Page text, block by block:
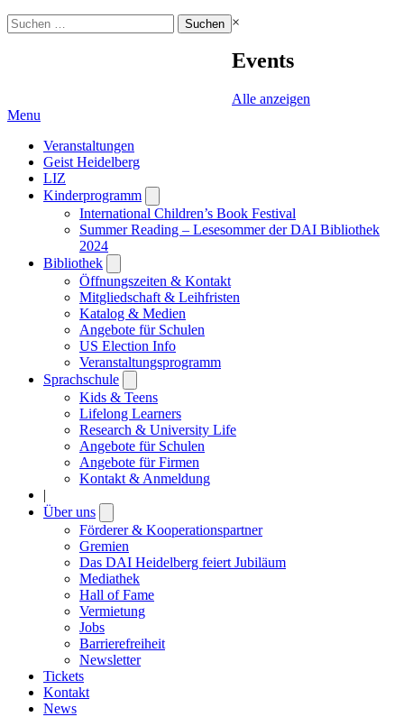
Suchen
nach:
×
Events
Alle anzeigen
Menu
Veranstaltungen
Geist Heidelberg
LIZ
Kinderprogramm
submenu
International Children’s Book Festival
Summer Reading – Lesesommer der DAI Bibliothek
2024
Bibliothek
submenu
Öffnungszeiten & Kontakt
Mitgliedschaft & Leihfristen
Katalog & Medien
Angebote für Schulen
US Election Info
Veranstaltungsprogramm
Sprachschule
submenu
Kids & Teens
Lifelong Learners
Research & University Life
Angebote für Schulen
Angebote für Firmen
Kontakt & Anmeldung
|
Über uns
submenu
Förderer & Kooperationspartner
Gremien
Das DAI Heidelberg feiert Jubiläum
Mediathek
Hall of Fame
Vermietung
Jobs
Barrierefreiheit
Newsletter
Tickets
Kontakt
News